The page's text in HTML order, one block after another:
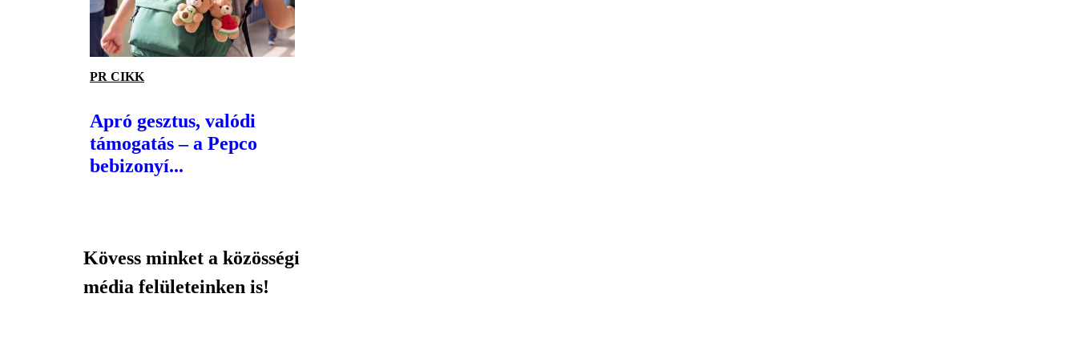
PR CIKK
Apró gesztus, valódi
támogatás – a Pepco
bebizonyí...
Kövess minket a közösségi
média felületeinken is!